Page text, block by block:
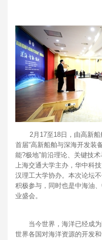
2月17至18日，由高新船
首届“高新船舶与深海开发装
能?极地”前沿理论、关键技
上海交通大学主办，华中科
汉理工大学协办。本次论坛
积极参与，同时也是中海油
业盛会。
当今世界，海洋已经成为
世界各国对海洋资源的开发